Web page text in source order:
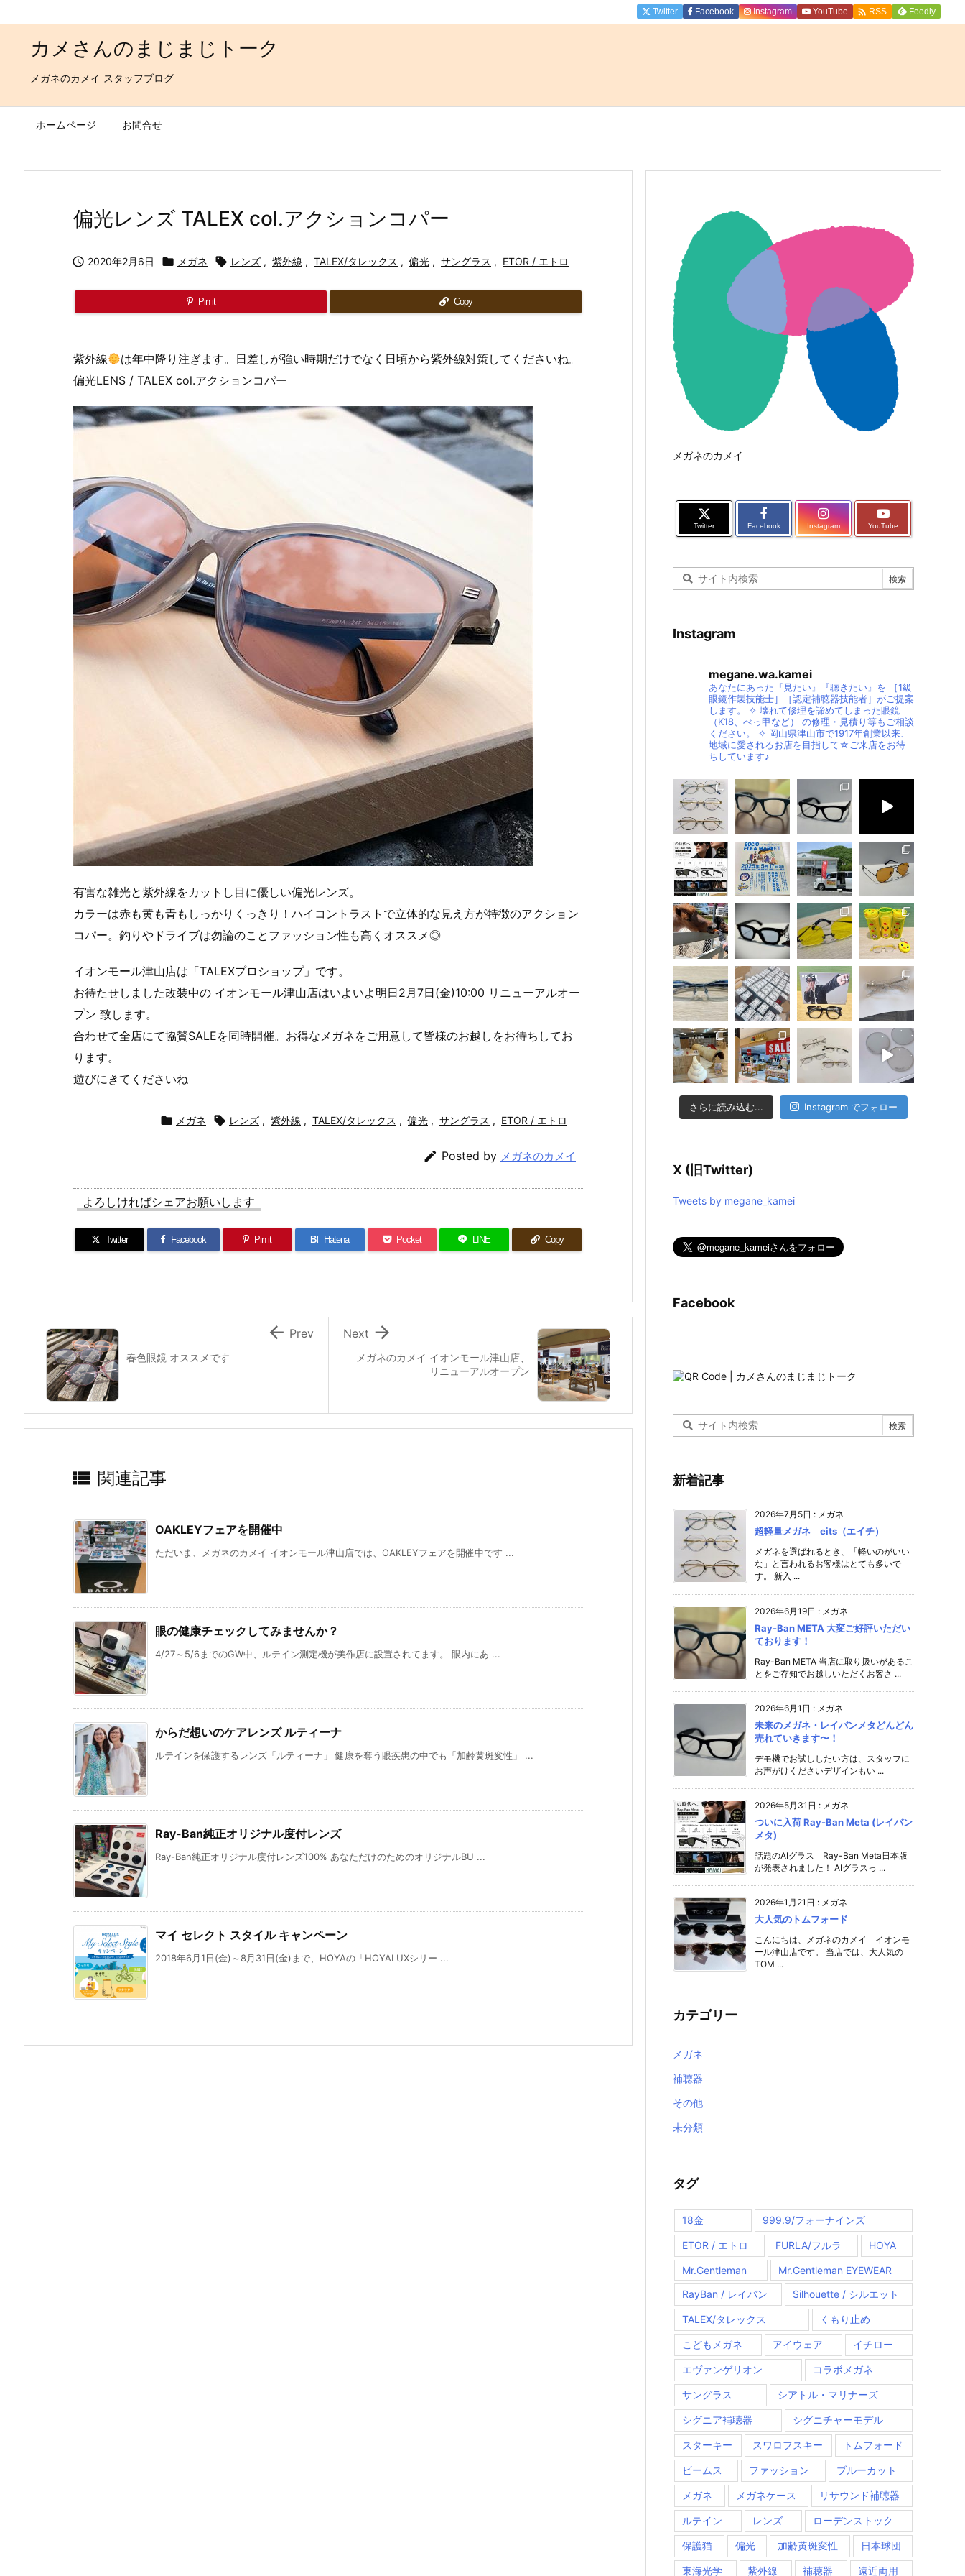
カメさんのまじまじトーク
メガネのカメイ スタッフブログ
ホームページ お問合せ
Twitter Facebook Instagram YouTube  RSS Feedly
偏光レンズ TALEX col.アクションコパー
 2020年2月6日  メガネ  レンズ , 紫外線 , TALEX/タレックス , 偏光 , サングラス , ETOR / エトロ
Pin it Copy
紫外線
は年中降り注ぎます。日差しが強い時期だけでなく日頃から紫外線対策してくださいね。
偏光LENS / TALEX col.アクションコパー
有害な雑光と紫外線をカットし目に優しい偏光レンズ。
カラーは赤も黄も青もしっかりくっきり！ハイコントラストで立体的な見え方が特徴のアクション
コパー。釣りやドライブは勿論のことファッション性も高くオススメ◎
イオンモール津山店は「TALEXプロショップ」です。
お待たせしました改装中の イオンモール津山店はいよいよ明日2月7日(金)10:00 リニューアルオー
プン 致します。
合わせて全店にて協賛SALEを同時開催。お得なメガネをご用意して皆様のお越しをお待ちしてお
ります。
遊びにきてくださいね
 メガネ  レンズ , 紫外線 , TALEX/タレックス , 偏光 , サングラス , ETOR / エトロ
 Posted by メガネのカメイ
よろしければシェアお願いします
Twitter Facebook Pin it B! Hatena Pocket LINE Copy
メガネのカメイ イオンモール津山店、
リニューアルオープン

Next
春色眼鏡 オススメです
 Prev
 関連記事
OAKLEYフェアを開催中
ただいま、メガネのカメイ イオンモール津山店では、OAKLEYフェアを開催中です ...
眼の健康チェックしてみませんか？
4/27～5/6までのGW中、ルテイン測定機が美作店に設置されてます。 眼内にあ ...
からだ想いのケアレンズ ルティーナ
ルテインを保護するレンズ「ルティーナ」 健康を奪う眼疾患の中でも「加齢黄斑変性」 ...
Ray-Ban純正オリジナル度付レンズ
Ray-Ban純正オリジナル度付レンズ100% あなただけのためのオリジナルBU ...
マイ セレクト スタイル キャンペーン
2018年6月1日(金)～8月31日(金)まで、HOYAの「HOYALUXシリー ...
メガネのカメイ
Twitter Facebook Instagram YouTube
Instagram
megane.wa.kamei
あなたにあった『見たい』『聴きたい』を ［1級
眼鏡作製技能士］［認定補聴器技能者］がご提案
します。
✧ 壊れて修理を諦めてしまった眼鏡
（K18、べっ甲など）
の修理・見積り等もご相談
ください。
✧ 岡山県津山市で1917年創業以来、
地域に愛されるお店を目指して☆ご来店をお待
ちしています♪
さらに読み込む... Instagram でフォロー
X (旧Twitter)
Tweets by megane_kamei
Facebook
新着記事
2026年7月5日 : メガネ
超軽量メガネ eits（エイチ）
メガネを選ばれるとき、「軽いのがいい
な」と言われるお客様はとても多いで
す。 新入 ...
2026年6月19日 : メガネ
Ray-Ban META 大変ご好評いただい
ております！
Ray-Ban META 当店に取り扱いがあるこ
とをご存知でお越しいただくお客さ ...
2026年6月1日 : メガネ
未来のメガネ・レイバンメタどんどん
売れていきます〜！
デモ機でお試ししたい方は、スタッフに
お声がけください️デザインもい ...
2026年5月31日 : メガネ
ついに入荷 Ray-Ban Meta (レイバン
メタ)
話題のAIグラス Ray-Ban Meta日本版
が発表されました！ AIグラスっ ...
2026年1月21日 : メガネ
大人気のトムフォード
こんにちは、メガネのカメイ イオンモ
ール津山店です。 当店では、大人気の
TOM ...
カテゴリー
メガネ
補聴器
その他
未分類
タグ
18金 999.9/フォーナインズ
ETOR / エトロ FURLA/フルラ HOYA
Mr.Gentleman
Mr.Gentleman EYEWEAR
RayBan / レイバン
Silhouette / シルエット
TALEX/タレックス くもり止め
こどもメガネ アイウェア イチロー
エヴァンゲリオン コラボメガネ
サングラス シアトル・マリナーズ
シグニア補聴器 シグニチャーモデル
スターキー スワロフスキー トムフォード
ビームス ファッション ブルーカット
メガネ メガネケース リサウンド補聴器
ルテイン レンズ ローデンストック
保護猫 偏光 加齢黄斑変性 日本球団
東海光学 紫外線 補聴器 遠近両用